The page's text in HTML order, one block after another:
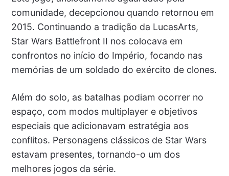
comunidade, decepcionou quando retornou em
2015. Continuando a tradição da LucasArts,
Star Wars Battlefront II nos colocava em
confrontos no início do Império, focando nas
memórias de um soldado do exército de clones.
Além do solo, as batalhas podiam ocorrer no
espaço, com modos multiplayer e objetivos
especiais que adicionavam estratégia aos
conflitos. Personagens clássicos de Star Wars
estavam presentes, tornando-o um dos
melhores jogos da série.